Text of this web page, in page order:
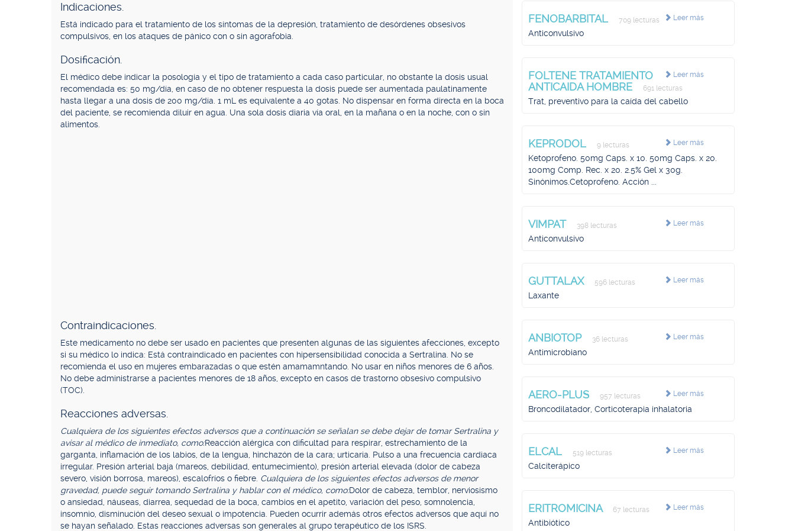
Indicaciones.
Está indicado para el tratamiento de los síntomas de la depresión, tratamiento de desórdenes obsesivos
compulsivos, en los ataques de pánico con o sin agorafobia.
Dosificación.
El médico debe indicar la posología y el tipo de tratamiento a cada caso particular, no obstante la dosis usual
recomendada es: 50 mg/día, en caso de no obtener respuesta la dosis puede ser aumentada paulatinamente
hasta llegar a una dosis de 200 mg/día. 1 mL es equivalente a 40 gotas. No dispensar en forma directa en la boca
del paciente, se recomienda diluir en agua. Una sola dosis diaria vía oral, en la mañana o en la noche, con o sin
alimentos.
Contraindicaciones.
Este medicamento no debe ser usado en pacientes que presenten algunas de las siguientes afecciones, excepto
si su médico lo indica: Está contraindicado en pacientes con hipersensibilidad conocida a Sertralina. No se
recomienda el uso en mujeres embarazadas o que estén amamamntando. No usar en niños menores de 6 años.
No debe administrarse a pacientes menores de 18 años, excepto en casos de trastorno obsesivo compulsivo
(TOC).
Reacciones adversas.
Cualquiera de los siguientes efectos adversos que a continuación se señalan se debe dejar de tomar Sertralina y
avisar al médico de inmediato, como:Reacción alérgica con dificultad para respirar, estrechamiento de la
garganta, inflamación de los labios, de la lengua, hinchazón de la cara; urticaria. Pulso a una frecuencia cardiaca
irregular. Presión arterial baja (mareos, debilidad, entumecimiento), presión arterial elevada (dolor de cabeza
severo, visión borrosa, mareos), escalofríos o fiebre. Cualquiera de los siguientes efectos adversos de menor
gravedad, puede seguir tomando Sertralina y hablar con el médico, como:Dolor de cabeza, temblor, nerviosismo
o ansiedad, náuseas, diarrea, sequedad de la boca, cambios en el apetito, variación del peso, somnolencia,
insomnio, disminución del deseo sexual o impotencia. Pueden ocurrir además otros efectos adversos que aquí no
se hayan señalado. Estas reacciones adversas son generales al grupo terapéutico de los ISRS.
Leer más
FENOBARBITAL 709 lecturas
Anticonvulsivo
Leer más
FOLTENE TRATAMIENTO
ANTICAIDA HOMBRE
691 lecturas
Trat, preventivo para la caída del cabello
Leer más
KEPRODOL 9 lecturas
Ketoprofeno. 50mg Caps. x 10. 50mg Caps. x 20.
100mg Comp. Rec. x 20. 2.5% Gel x 30g.
Sinónimos.Cetoprofeno. Acción ...
Leer más
VIMPAT 398 lecturas
Anticonvulsivo
Leer más
GUTTALAX 596 lecturas
Laxante
Leer más
ANBIOTOP 36 lecturas
Antimicrobiano
Leer más
AERO-PLUS 957 lecturas
Broncodilatador, Corticoterapia inhalatoria
Leer más
ELCAL 519 lecturas
Calciterápico
Leer más
ERITROMICINA 67 lecturas
Antibiótico